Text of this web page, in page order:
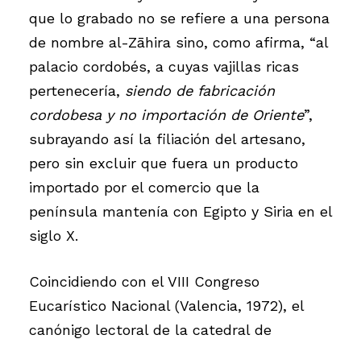
que lo grabado no se refiere a una persona
de nombre al-Zāhira sino, como afirma, “al
palacio cordobés, a cuyas vajillas ricas
pertenecería, siendo de fabricación
cordobesa y no importación de Oriente”,
subrayando así la filiación del artesano,
pero sin excluir que fuera un producto
importado por el comercio que la
península mantenía con Egipto y Siria en el
siglo X.
Coincidiendo con el VIII Congreso
Eucarístico Nacional (Valencia, 1972), el
canónigo lectoral de la catedral de